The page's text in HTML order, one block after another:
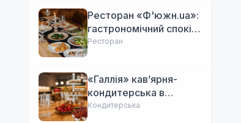
Ресторан «Ф'южн.ua»:
гастрономічний спокій
Ужгорода. Авторська
Ресторан
«Галлія» кав’ярня-
кондитерська в
Ужгороді
Кондитерська